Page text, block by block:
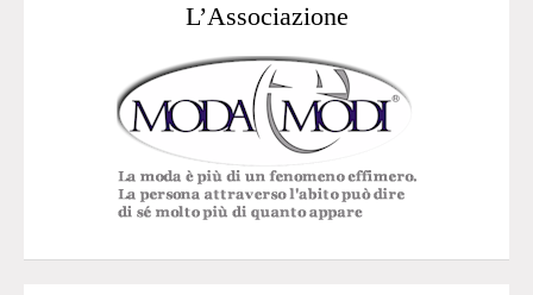
L’Associazione